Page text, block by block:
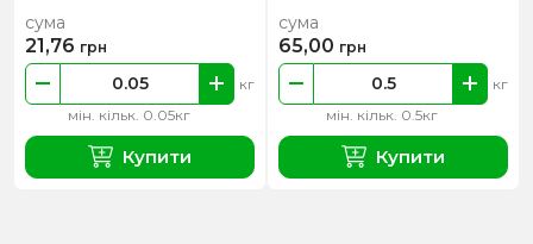
мін. кільк. 0.05кг
кг
сума
21,76 грн
Купити
мін. кільк. 0.5кг
кг
сума
65,00 грн
Купити